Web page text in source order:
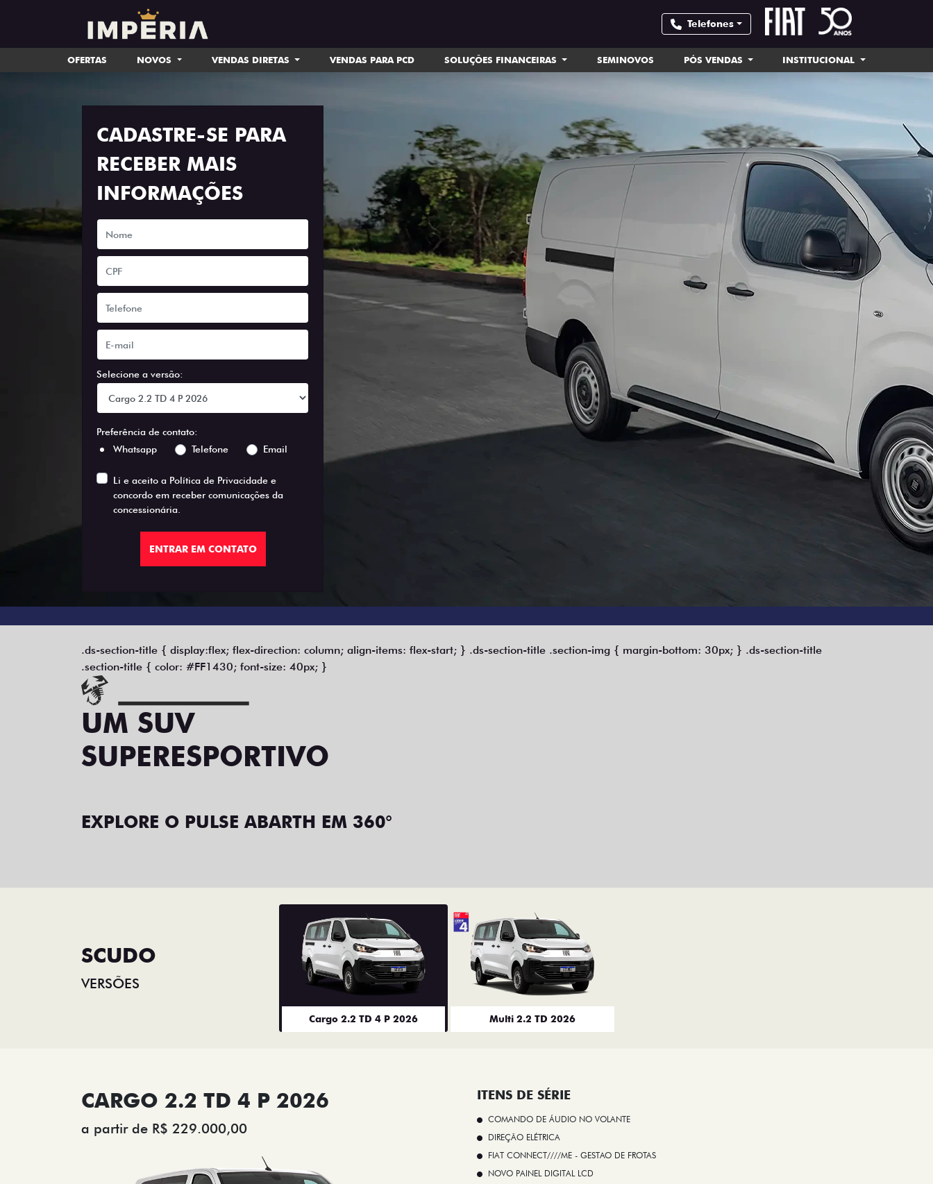
Telefones
OFERTAS NOVOS VENDAS DIRETAS VENDAS PARA PCD SOLUÇÕES FINANCEIRAS SEMINOVOS PÓS VENDAS INSTITUCIONAL
CADASTRE-SE PARA
RECEBER MAIS
INFORMAÇÕES
Selecione a versão:
Preferência de contato:
Whatsapp
Telefone Email
Li e aceito a Política de Privacidade e
concordo em receber comunicações da
concessionária.
ENTRAR EM CONTATO
.ds-section-title { display:flex; flex-direction: column; align-items: flex-start; } .ds-section-title .section-img { margin-bottom: 30px; } .ds-section-title
.section-title { color: #FF1430; font-size: 40px; }
UM SUV
SUPERESPORTIVO
EXPLORE O PULSE ABARTH EM 360°
SCUDO
VERSÕES
Cargo 2.2 TD 4 P 2026 Multi 2.2 TD 2026
CARGO 2.2 TD 4 P 2026
a partir de R$ 229.000,00
ITENS DE SÉRIE
COMANDO DE ÁUDIO NO VOLANTE
DIREÇÃO ELÉTRICA
FIAT CONNECT////ME - GESTAO DE FROTAS
NOVO PAINEL DIGITAL LCD